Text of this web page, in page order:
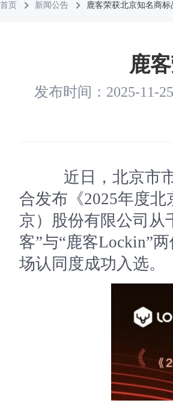
首页 新闻公告 鹿客荣获北京知名商标
鹿
发布时间：2025-11-
近日，北京市市
合发布《2025年度
京）股份有限公司从
客”与“鹿客Lockin”
场认同度成功入选。